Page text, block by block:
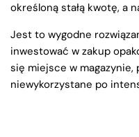
określoną stałą kwotę, a
Jest to wygodne
inwestować w zakup
się miejsce w
niewykorzystane po